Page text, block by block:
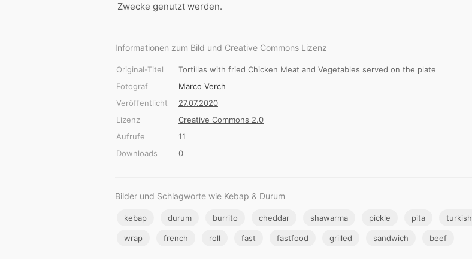
Zwecke genutzt werden.
Informationen zum Bild und Creative Commons Lizenz
Original-Titel
Tortillas with fried Chicken Meat and Vegetables served on the plate
Fotograf
Marco Verch
Veröffentlicht
27.07.2020
Lizenz
Creative Commons 2.0
Aufrufe
11
Downloads
0
Bilder und Schlagworte wie Kebap & Durum
kebap durum burrito cheddar shawarma pickle pita turkish
wrap french roll fast fastfood grilled sandwich beef